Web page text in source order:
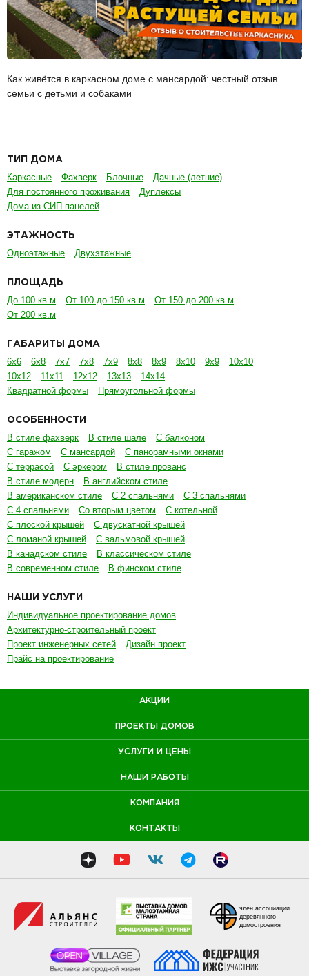
Как живётся в каркасном доме с мансардой: честный отзыв
семьи с детьми и собаками
ТИП ДОМА
Каркасные Фахверк Блочные
Дачные (летние)
Для постоянного проживания
Дуплексы
Дома из СИП панелей
ЭТАЖНОСТЬ
Одноэтажные Двухэтажные
ПЛОЩАДЬ
До 100 кв.м От 100 до 150 кв.м
От 150 до 200 кв.м
От 200 кв.м
ГАБАРИТЫ ДОМА
6х6 6х8 7х7 7х8 7х9 8х8 8х9 8х10 9х9
10х10
10х12
11х11 12х12 13х13
14х14
Квадратной формы
Прямоугольной формы
ОСОБЕННОСТИ
В стиле фахверк В стиле шале
С балконом
С гаражом
С мансардой
С панорамными окнами
С террасой
С эркером
В стиле прованс
В стиле модерн
В английском стиле
В американском стиле
С 2 спальнями
С 3 спальнями
С 4 спальнями
Со вторым цветом
С котельной
С плоской крышей
С двускатной крышей
С ломаной крышей
С вальмовой крышей
В канадском стиле
В классическом стиле
В современном стиле
В финском стиле
НАШИ УСЛУГИ
Индивидуальное проектирование домов
Архитектурно-строительный проект
Проект инженерных сетей
Дизайн проект
Прайс на проектирование
АКЦИИ
ПРОЕКТЫ ДОМОВ
УСЛУГИ И ЦЕНЫ
НАШИ РАБОТЫ
КОМПАНИЯ
КОНТАКТЫ
член ассоциации
деревянного
домостроения